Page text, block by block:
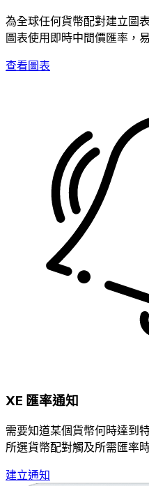
為全球任何貨幣配對建立圖
圖表使用即時中間價匯率，
查看圖表
XE 匯率通知
需要知道某個貨幣何時達到
所選貨幣配對觸及所需匯率
建立通知